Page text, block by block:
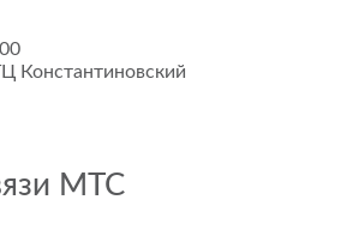
Константиновский
МТС